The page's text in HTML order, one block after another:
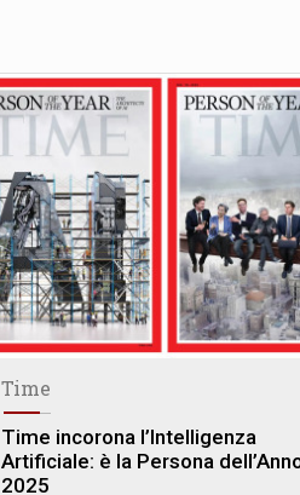
Time
Time incorona l’Intelligenza
Artificiale: è la Persona
2025